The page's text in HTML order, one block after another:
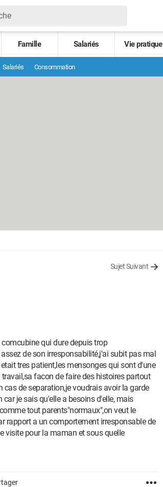
Famille Salariés Vie pratique
Salariés Consommation
Sujet Suivant
qui dure depuis trop
de son irresponsabilité,j'ai subit pas mal
tres patient,les mensonges qui sont d'une
facon de faire des histoires partout
de separation,je voudrais avoir la garde
je sais qu'elle a besoins d'elle, mais
tout parents"normaux",on veut le
rapport a un comportement irresponsable de
visite pour la maman et sous quelle